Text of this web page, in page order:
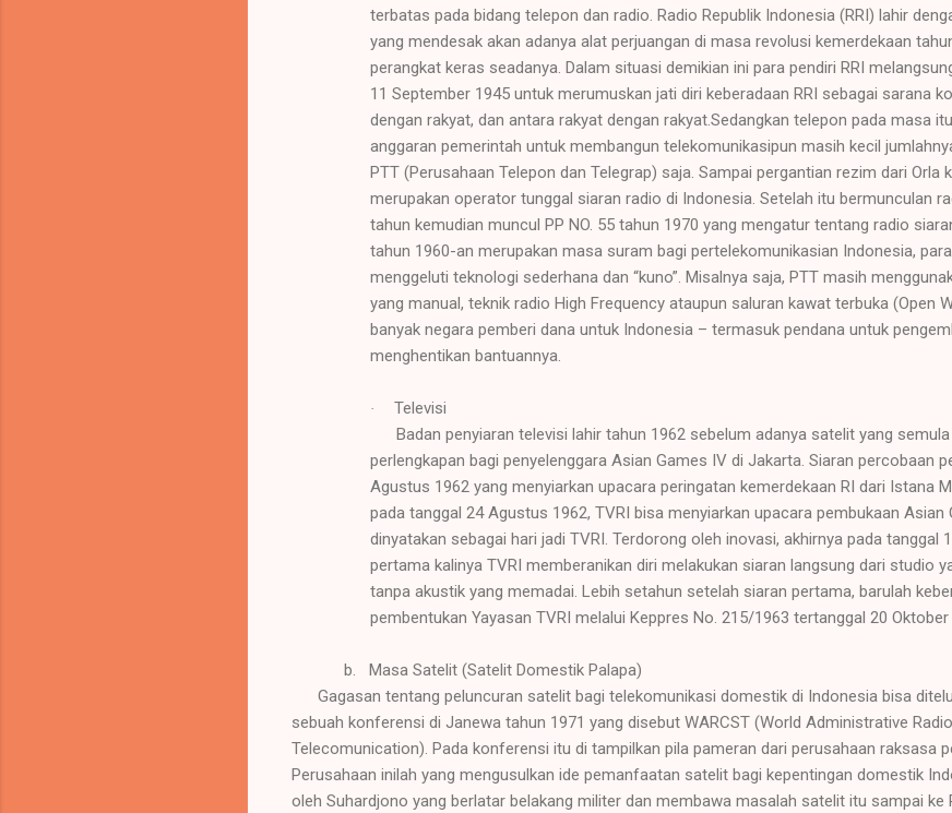
terbatas pada bidang telepon dan radio. Radio Republik Indonesia (RRI) lahir
yang mendesak akan adanya alat perjuangan di masa revolusi kemerdekaan
perangkat keras seadanya. Dalam situasi demikian ini para pendiri RRI
11 September 1945 untuk merumuskan jati diri keberadaan RRI sebagai sarana
dengan rakyat, dan antara rakyat dengan rakyat.Sedangkan telepon pada masa
anggaran pemerintah untuk membangun telekomunikasipun masih kecil
PTT (Perusahaan Telepon dan Telegrap) saja. Sampai pergantian rezim dari Orla
merupakan operator tunggal siaran radio di Indonesia. Setelah itu bermunculan
tahun kemudian muncul PP NO. 55 tahun 1970 yang mengatur tentang radio
tahun 1960-an merupakan masa suram bagi pertelekomunikasian Indonesia,
menggeluti teknologi sederhana dan “kuno”. Misalnya saja, PTT masih
yang manual, teknik radio High Frequency ataupun saluran kawat terbuka (Open
banyak negara pemberi dana untuk Indonesia – termasuk pendana untuk
menghentikan bantuannya.
·
Televisi
Badan penyiaran televisi lahir tahun 1962 sebelum adanya satelit yang
perlengkapan bagi penyelenggara Asian Games IV di Jakarta. Siaran percobaan
Agustus 1962 yang menyiarkan upacara peringatan kemerdekaan RI dari Istana
pada tanggal 24 Agustus 1962, TVRI bisa menyiarkan upacara pembukaan Asian
dinyatakan sebagai hari jadi TVRI. Terdorong oleh inovasi, akhirnya pada tanggal
pertama kalinya TVRI memberanikan diri melakukan siaran langsung dari studio
tanpa akustik yang memadai. Lebih setahun setelah siaran pertama, barulah
pembentukan Yayasan TVRI melalui Keppres No. 215/1963 tertanggal 20 Oktober
b.
Masa Satelit (Satelit Domestik Palapa)
Gagasan tentang peluncuran satelit bagi telekomunikasi domestik di Indonesia bisa
sebuah konferensi di Janewa tahun 1971 yang disebut WARCST (World Administrative
Telecomunication). Pada konferensi itu di tampilkan pila pameran dari perusahaan raksasa
Perusahaan inilah yang mengusulkan ide pemanfaatan satelit bagi kepentingan domestik
oleh Suhardjono yang berlatar belakang militer dan membawa masalah satelit itu sampai ke